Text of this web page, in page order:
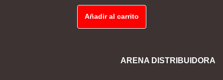
Añadir al carrito
ARENA DISTRIBUIDORA